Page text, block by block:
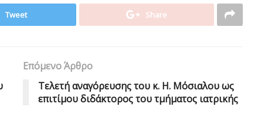
Tweet Share
Επόμενο Άρθρο
Τελετή αναγόρευσης του κ. Η. Μόσιαλου ως
επιτίμου διδάκτορος του τμήματος ιατρικής